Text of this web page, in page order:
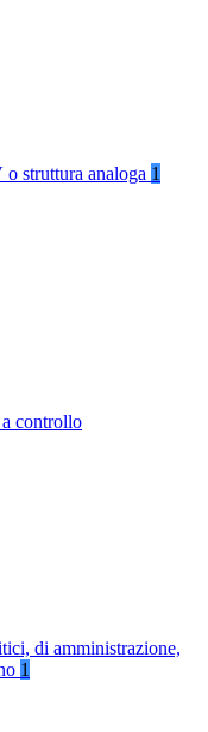
struttura analoga 1
controllo
di amministrazione,
1